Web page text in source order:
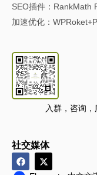
SEO插件：RankMath
加速优化：
入群，咨询
社交媒体